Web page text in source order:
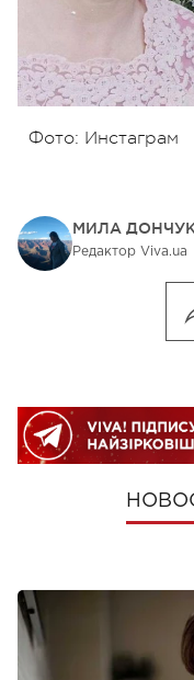
Фото: Инстаграм
МИЛА
Редактор Viva.ua